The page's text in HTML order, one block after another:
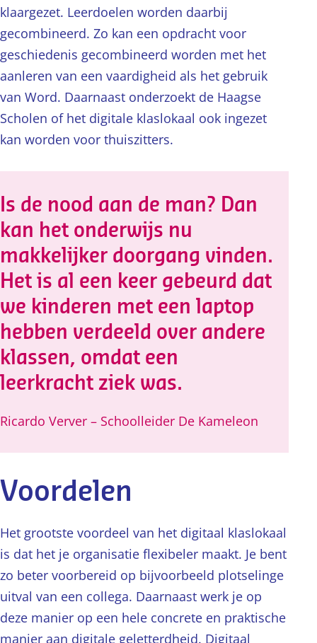
klaargezet. Leerdoelen worden daarbij
gecombineerd. Zo kan een opdracht voor
geschiedenis gecombineerd worden met het
aanleren van een vaardigheid als het gebruik
van Word. Daarnaast onderzoekt de Haagse
Scholen of het digitale klaslokaal ook ingezet
kan worden voor thuiszitters.
Is de nood aan de man? Dan
kan het onderwijs nu
makkelijker doorgang vinden.
Het is al een keer gebeurd dat
we kinderen met een laptop
hebben verdeeld over andere
klassen, omdat een
leerkracht ziek was.
Ricardo Verver – Schoolleider De Kameleon
Voordelen
Het grootste voordeel van het digitaal klaslokaal
is dat het je organisatie flexibeler maakt. Je bent
zo beter voorbereid op bijvoorbeeld plotselinge
uitval van een collega. Daarnaast werk je op
deze manier op een hele concrete en praktische
manier aan digitale geletterdheid. Digitaal